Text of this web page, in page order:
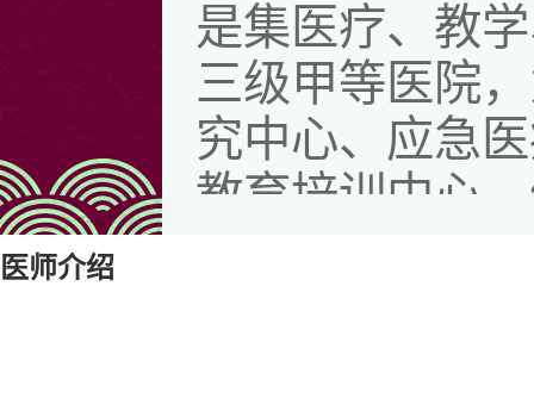
是集医疗、教
三级甲等医院
究中心、应急
教育培训中心
医师介绍